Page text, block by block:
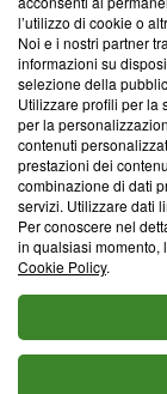
Team editoriale
Corporate
Redazione
Informativa
Cookie Policy
Blasting SA, IDI
Lugano
© 2026 Blasting
l’utilizzo di cookie o
Noi e i nostri partner
informazioni su
selezione della
Utilizzare profili per la
per la
contenuti
prestazioni dei
combinazione di dati
servizi. Utilizzare dati
Per conoscere nel
in qualsiasi momento,
Cookie Policy.